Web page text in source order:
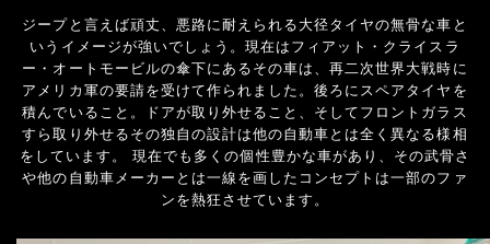
ジープと言えば頑丈、悪路に耐えられる大径タイヤの無骨な車と
いうイメージが強いでしょう。現在はフィアット・クライスラ
ー・オートモービルの傘下にあるその車は、再二次世界大戦時に
アメリカ軍の要請を受けて作られました。後ろにスペアタイヤを
積んでいること。ドアが取り外せること、そしてフロントガラス
すら取り外せるその独自の設計は他の自動車とは全く異なる様相
をしています。 現在でも多くの個性豊かな車があり、その武骨さ
や他の自動車メーカーとは一線を画したコンセプトは一部のファ
ンを熱狂させています。